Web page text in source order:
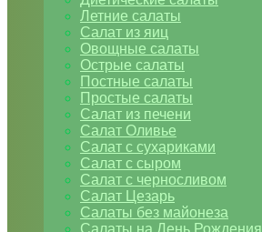
Летние салаты
Салат из яиц
Овощные салаты
Острые салаты
Постные салаты
Простые салаты
Салат из печени
Салат Оливье
Салат с сухариками
Салат с сыром
Салат с черносливом
Салат Цезарь
Салаты без майонеза
Салаты на День Рождения